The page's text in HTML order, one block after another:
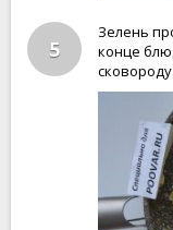
5
Зелень
конце